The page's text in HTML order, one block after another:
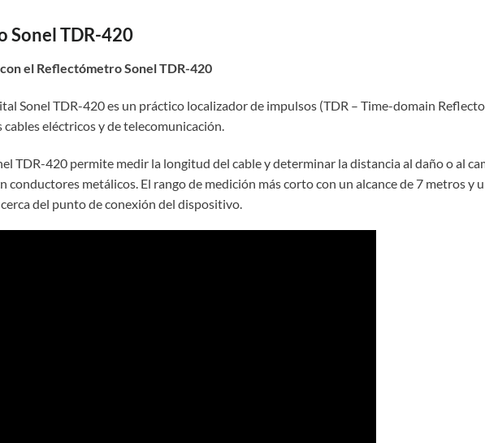
Sonel TDR-420
el Reflectómetro Sonel TDR-420
Sonel TDR-420 es un práctico localizador de impulsos (TDR – Time-domain
eléctricos y de telecomunicación.
TDR-420 permite medir la longitud del cable y determinar la distancia al daño o al
conductores metálicos. El rango de medición más corto con un alcance de 7 metros y
del punto de conexión del dispositivo.